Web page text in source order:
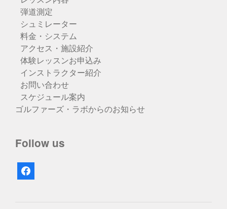
弾道測定
シュミレーター
料金・システム
アクセス・施設紹介
体験レッスンお申込み
インストラクター紹介
お問い合わせ
スケジュール案内
ゴルファーズ・ラボからのお知らせ
Follow us
facebook